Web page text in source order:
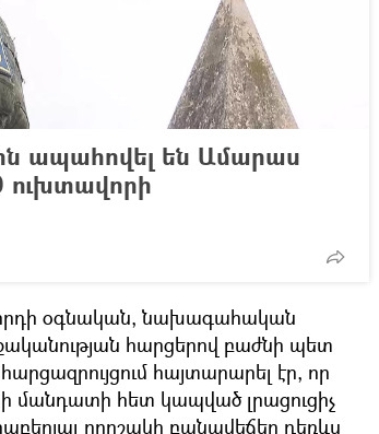
ապահովել են Ամարաս
ուխտավորի
օգնական, նախագահական
հարցերով բաժնի պետ
հայտարարել էր, որ
մանդատի հետ կապված լրացուցիչ
որոշակի բանավեճեր դեռևս